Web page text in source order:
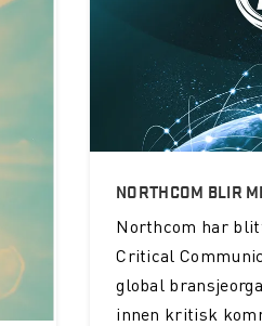
NORTHCOM BLIR
Northcom har
Critical
global
innen kritisk